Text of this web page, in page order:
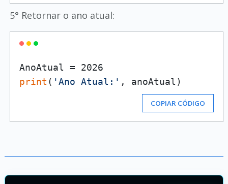
5° Retornar o ano atual:
print ( 'Ano Atual:'
COPIAR CÓDIGO